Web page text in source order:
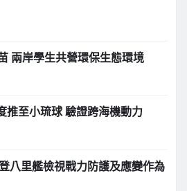
兩岸學生共營環保生態環境
推至小琉球 驗證跨海機動力
八里艦檢視戰力防護及應變作為